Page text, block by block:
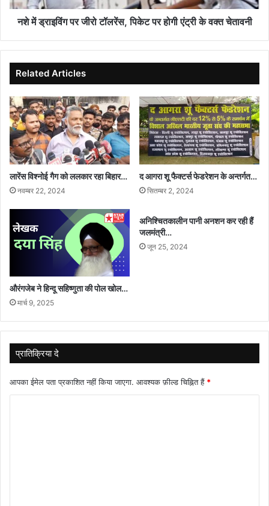
होगी
एंट्रीनशे में ड्राइविंग पर जीरो टॉलरेंस, पिकेट पर होगी एंट्री के वक्त चेतावनी
Related Articles
लारेंस विश्नोई गैग को ललकार रहा बिहार…
नवम्बर 22, 2024
द आगरा शू फैक्टर्स फेडरेशन के अन्तर्गत…
सितम्बर 2, 2024
औरंगजेब ने हिन्दू सहिष्णुता की पोल खोल…
मार्च 9, 2025
अनिश्चितकालीन पानी अनशन कर रही हैं
जलमंत्री…
जून 25, 2024
प्रातिक्रिया दे
आपका ईमेल पता प्रकाशित नहीं किया जाएगा. आवश्यक फ़ील्ड चिह्नित हैं *